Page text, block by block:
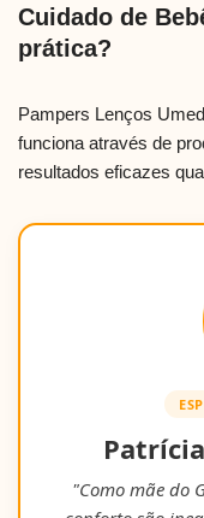
Cuidado de
prática?
Pampers Lenços
funciona através de
resultados eficazes
"Como mãe do